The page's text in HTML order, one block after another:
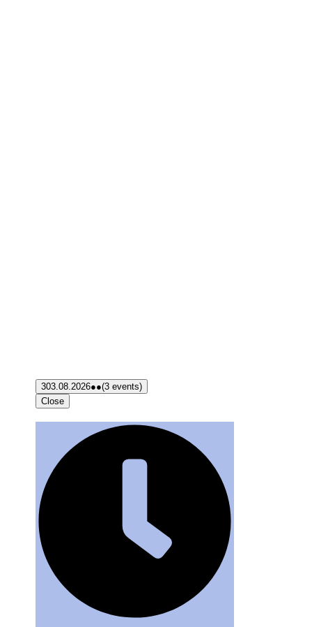
303.08.2026●●(3 events)
Close